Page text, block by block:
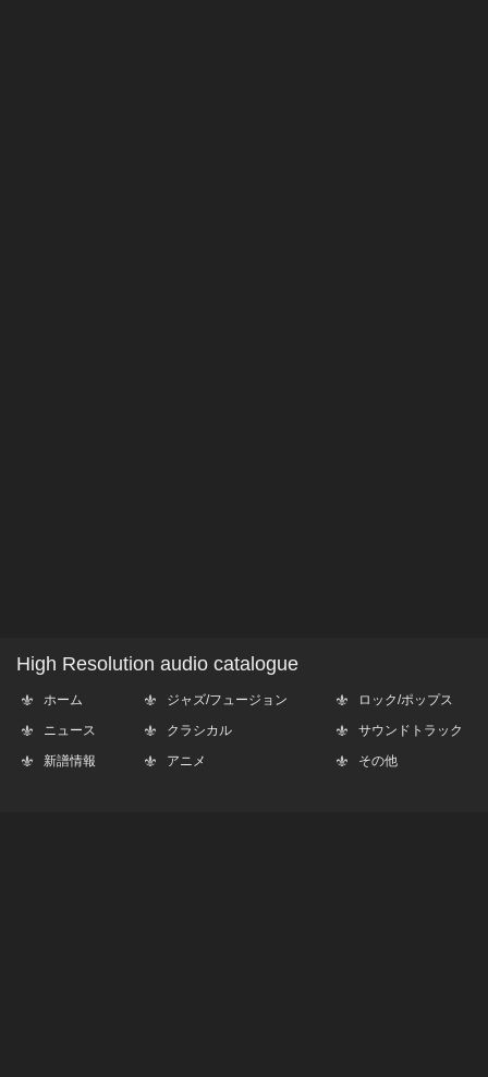
High Resolution audio catalogue
ホーム
ニュース
新譜情報
ジャズ/フュージョン
クラシカル
アニメ
ロック/ポップス
サウンドトラック
その他